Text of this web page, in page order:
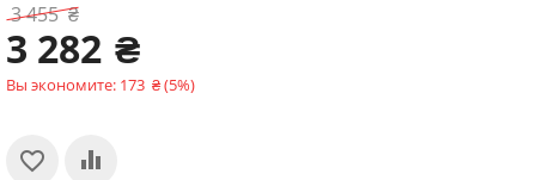
3 455₴
3 282 ₴
Вы экономите: 173 ₴(5%)